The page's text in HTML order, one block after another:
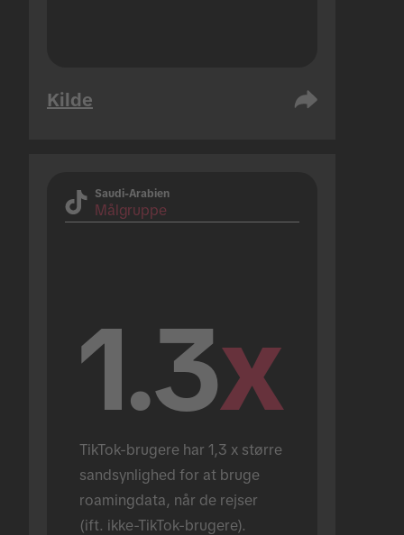
Kilde
Saudi-Arabien
Målgruppe
1.3x
TikTok-brugere har 1,3 x større
sandsynlighed for at bruge
roamingdata, når de rejser
(ift. ikke-TikTok-brugere).